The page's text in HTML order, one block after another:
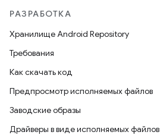
РАЗРАБОТКА
Хранилище Android Repository
Требования
Как скачать код
Предпросмотр исполняемых файлов
Заводские образы
Драйверы в виде исполняемых файлов